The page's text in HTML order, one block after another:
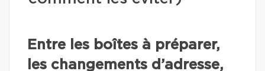
Entre les boîtes à préparer,
les changements d’adresse,